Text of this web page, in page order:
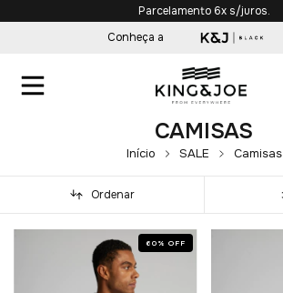
Parcelamento 6x s/juros.
Conheça a
CAMISAS
Início SALE Camisas
Ordenar
60 % OFF